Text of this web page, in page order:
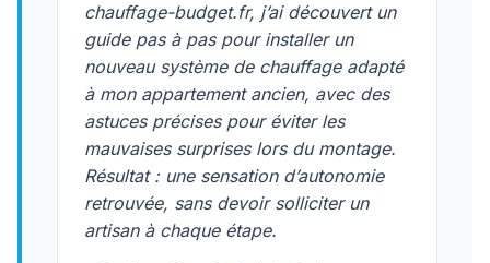
chauffage-budget.fr, j’ai découvert un
guide pas à pas pour installer un
nouveau système de chauffage adapté
à mon appartement ancien, avec des
astuces précises pour éviter les
mauvaises surprises lors du montage.
Résultat : une sensation d’autonomie
retrouvée, sans devoir solliciter un
artisan à chaque étape.